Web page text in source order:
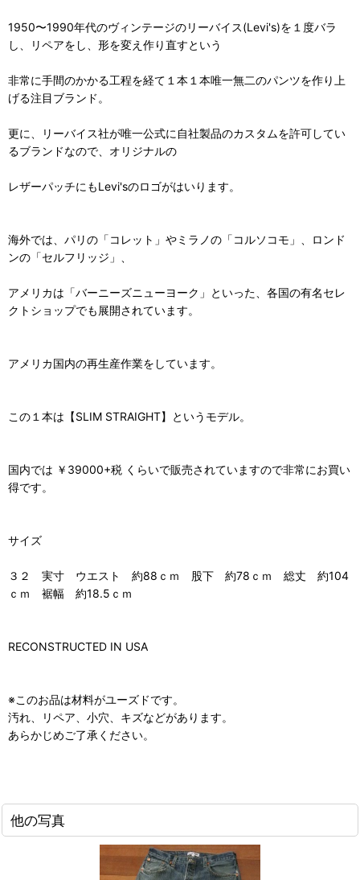
1950〜1990年代のヴィンテージのリーバイス(Levi's)を１度バラ
し、リペアをし、形を変え作り直すという
非常に手間のかかる工程を経て１本１本唯一無二のパンツを作り上
げる注目ブランド。
更に、リーバイス社が唯一公式に自社製品のカスタムを許可してい
るブランドなので、オリジナルの
レザーパッチにもLevi'sのロゴがはいります。
海外では、パリの「コレット」やミラノの「コルソコモ」、ロンド
ンの「セルフリッジ」、
アメリカは「バーニーズニューヨーク」といった、各国の有名セレ
クトショップでも展開されています。
アメリカ国内の再生産作業をしています。
この１本は【SLIM STRAIGHT】というモデル。
国内では ￥39000+税 くらいで販売されていますので非常にお買い
得です。
サイズ
３２ 実寸 ウエスト 約88ｃｍ 股下 約78ｃｍ 総丈 約104
ｃｍ 裾幅 約18.5ｃｍ
RECONSTRUCTED IN USA
※このお品は材料がユーズドです。
汚れ、リペア、小穴、キズなどがあります。
あらかじめご了承ください。
他の写真